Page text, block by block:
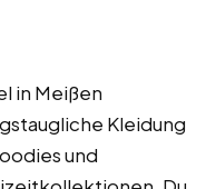
in Meißen
Kleidung
und